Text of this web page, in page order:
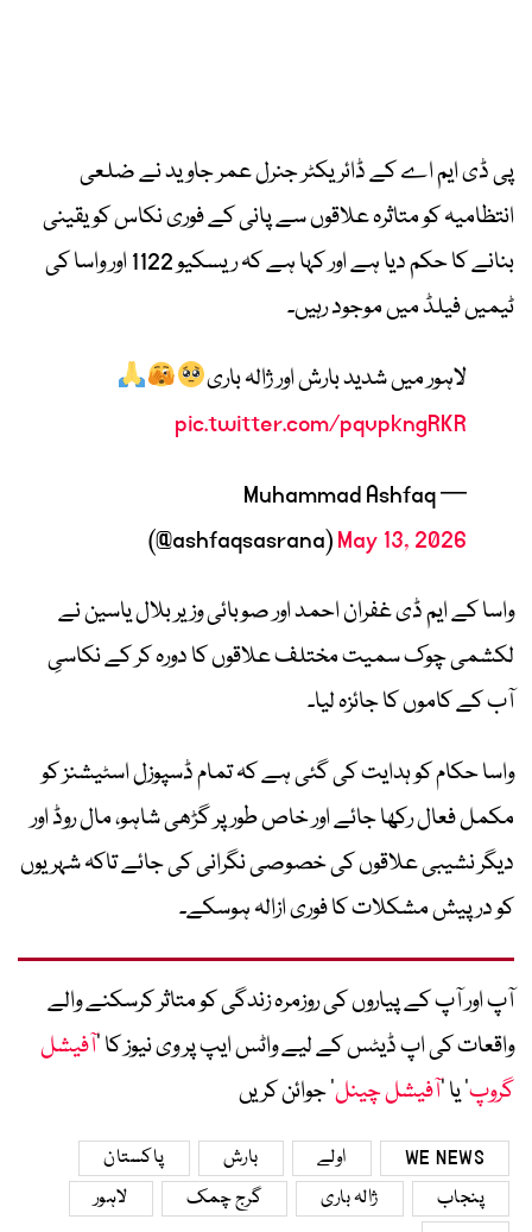
پی ڈی ایم اے کے ڈائریکٹر جنرل عمر جاوید نے ضلعی
انتظامیہ کو متاثرہ علاقوں سے پانی کے فوری نکاس کو یقینی
بنانے کا حکم دیا ہے اور کہا ہے کہ ریسکیو 1122 اور واسا کی
ٹیمیں فیلڈ میں موجود رہیں۔
لاہور میں شدید بارش اور ژالہ باری
pic.twitter.com/pqvpkngRKR
— Muhammad Ashfaq
(@ashfaqsasrana)May 13, 2026
واسا کے ایم ڈی غفران احمد اور صوبائی وزیر بلال یاسین نے
لکشمی چوک سمیت مختلف علاقوں کا دورہ کر کے نکاسیِ
آب کے کاموں کا جائزہ لیا۔
واسا حکام کو ہدایت کی گئی ہے کہ تمام ڈسپوزل اسٹیشنز کو
مکمل فعال رکھا جائے اور خاص طور پر گڑھی شاہو، مال روڈ اور
دیگر نشیبی علاقوں کی خصوصی نگرانی کی جائے تاکہ شہریوں
کو درپیش مشکلات کا فوری ازالہ ہوسکے۔
آپ اور آپ کے پیاروں کی روزمرہ زندگی کو متاثر کرسکنے والے
واقعات کی اپ ڈیٹس کے لیے واٹس ایپ پر وی نیوز کا ’آفیشل
گروپ‘ یا ’آفیشل چینل‘ جوائن کریں
WE NEWS اولے بارش
پاکستان
پنجاب
ژالہ باری گرج چمک
لاہور